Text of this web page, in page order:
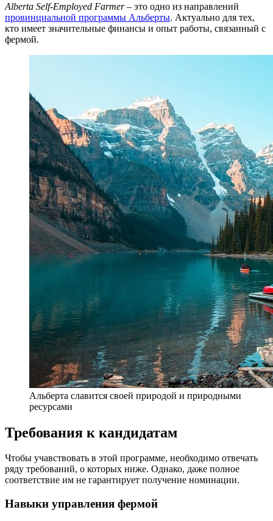
Alberta Self-Employed Farmer– это одно из направлений
провинциальной программы Альберты. Актуально для тех,
кто имеет значительные финансы и опыт работы, связанный с
фермой.
Альберта славится своей природой и природными
ресурсами
Требования к кандидатам
Чтобы учавствовать в этой программе, необходимо отвечать
ряду требований, о которых ниже. Однако, даже полное
соответствие им не гарантирует получение номинации.
Навыки управления фермой